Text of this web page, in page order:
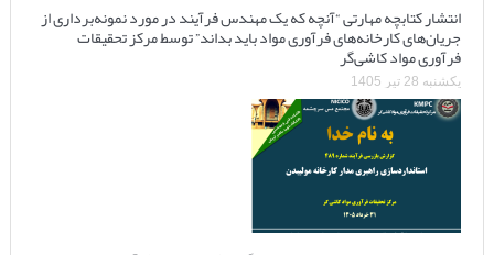
انتشار کتابچه مهارتی “آنچه که یک مهندس فرآیند در مورد نمونه‌برداری از
جریان‌های کارخانه‌های فرآوری مواد باید بداند” توسط مرکز تحقیقات
فرآوری مواد کاشی‌گر
یکشنبه 28 تیر 1405